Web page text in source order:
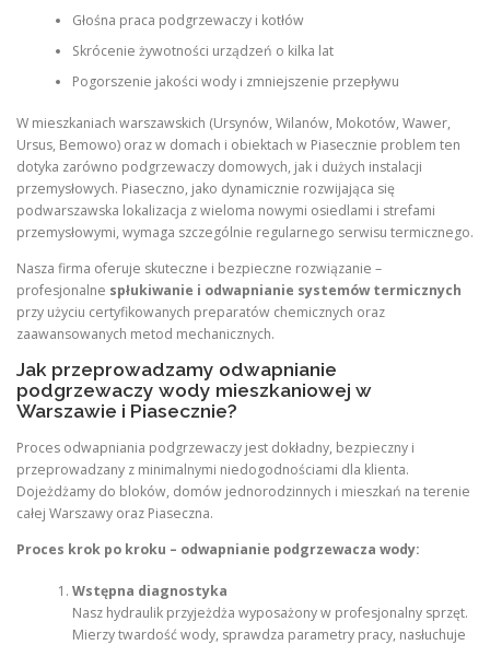
Głośna praca podgrzewaczy i kotłów
Skrócenie żywotności urządzeń o kilka lat
Pogorszenie jakości wody i zmniejszenie przepływu
W mieszkaniach warszawskich (Ursynów, Wilanów, Mokotów, Wawer,
Ursus, Bemowo) oraz w domach i obiektach w Piasecznie problem ten
dotyka zarówno podgrzewaczy domowych, jak i dużych instalacji
przemysłowych. Piaseczno, jako dynamicznie rozwijająca się
podwarszawska lokalizacja z wieloma nowymi osiedlami i strefami
przemysłowymi, wymaga szczególnie regularnego serwisu termicznego.
Nasza firma oferuje skuteczne i bezpieczne rozwiązanie –
profesjonalne spłukiwanie i odwapnianie systemów termicznych
przy użyciu certyfikowanych preparatów chemicznych oraz
zaawansowanych metod mechanicznych.
Jak przeprowadzamy odwapnianie
podgrzewaczy wody mieszkaniowej w
Warszawie i Piasecznie?
Proces odwapniania podgrzewaczy jest dokładny, bezpieczny i
przeprowadzany z minimalnymi niedogodnościami dla klienta.
Dojeżdżamy do bloków, domów jednorodzinnych i mieszkań na terenie
całej Warszawy oraz Piaseczna.
Proces krok po kroku – odwapnianie podgrzewacza wody:
Wstępna diagnostyka
Nasz hydraulik przyjeżdża wyposażony w profesjonalny sprzęt.
Mierzy twardość wody, sprawdza parametry pracy, nasłuchuje